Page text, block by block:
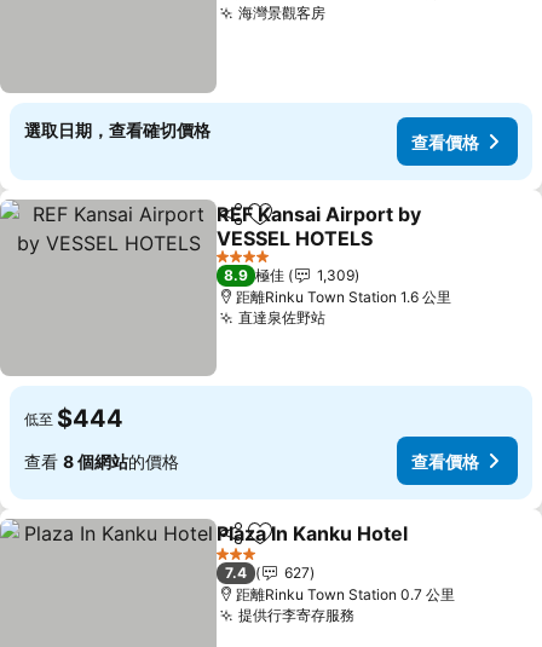
海灣景觀客房
選取日期，查看確切價格
查看價格
分享 放到收藏夾
REF Kansai Airport by
VESSEL HOTELS
4 星級
8.9 極佳
1,309
距離Rinku Town Station 1.6 公里
直達泉佐野站
低至 $444
查看 8 個網站的價格 查看價格
分享 放到收藏夾
Plaza In Kanku Hotel
3 星級
7.4
627
距離Rinku Town Station 0.7 公里
提供行李寄存服務